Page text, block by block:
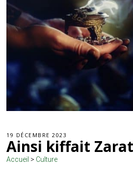
19 DÉCEMBRE 2023
Ainsi kiffait
Accueil > Culture